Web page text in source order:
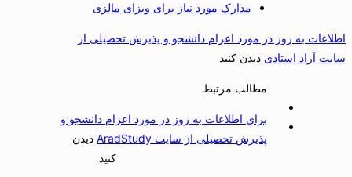
مدارک مورد نیاز برای ویزای مالزی
به روز در مورد اعزام دانشجو و پذیرش تحصیلی از
آراد استادیدیدن کنید
مطالب مرتبط
برای اطلاعات به روز در مورد اعزام دانشجو و
پذیرش تحصیلی از سایت AradStudy
دیدن
کنید